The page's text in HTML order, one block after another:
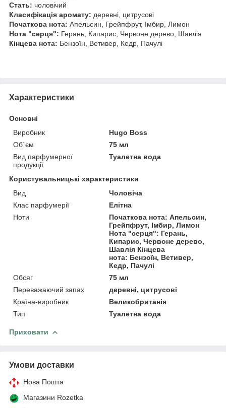
Стать: чоловічий
Класифікація аромату: деревні, цитрусові
Початкова нота: Апельсин, Грейпфрут, Імбир, Лимон
Нота "серця": Герань, Кипарис, Червоне дерево, Шавлія
Кінцева нота: Бензоїн, Ветивер, Кедр, Пачулі
Характеристики
Основні
Виробник
Hugo Boss
Об`єм
75 мл
Вид парфумерної
продукції
Туалетна вода
Користувальницькі характеристики
Вид
Чоловіча
Клас парфумерії
Елітна
Ноти
Початкова нота: Апельсин,
Грейпфрут, Імбир, Лимон
Нота "серця": Герань,
Кипарис, Червоне дерево,
Шавлія Кінцева
нота: Бензоїн, Ветивер,
Кедр, Пачулі
Обсяг
75 мл
Переважаючий запах
деревні, цитрусові
Країна-виробник
Великобританія
Тип
Туалетна вода
Приховати
Умови доставки
Нова Пошта
Магазини Rozetka